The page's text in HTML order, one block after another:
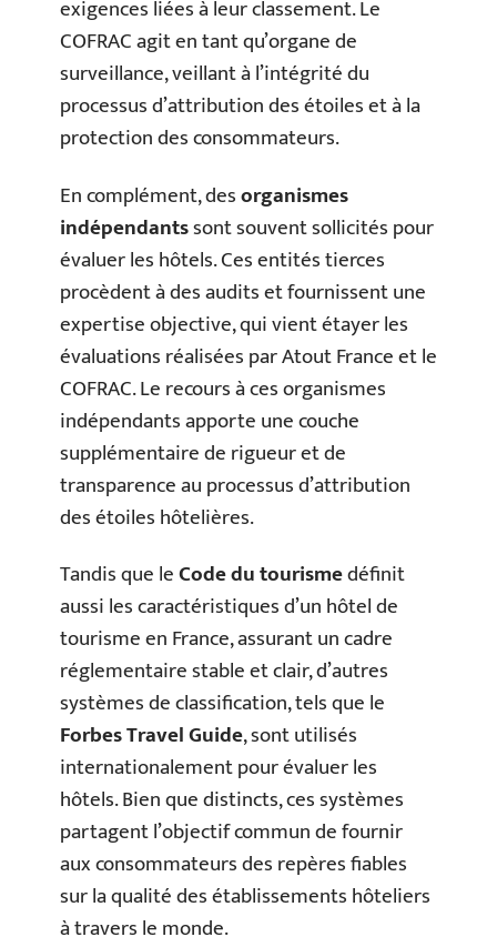
exigences liées à leur classement. Le
COFRAC agit en tant qu’organe de
surveillance, veillant à l’intégrité du
processus d’attribution des étoiles et à la
protection des consommateurs.
En complément, desorganismes
indépendantssont souvent sollicités pour
évaluer les hôtels. Ces entités tierces
procèdent à des audits et fournissent une
expertise objective, qui vient étayer les
évaluations réalisées par Atout France et le
COFRAC. Le recours à ces organismes
indépendants apporte une couche
supplémentaire de rigueur et de
transparence au processus d’attribution
des étoiles hôtelières.
Tandis que leCode du tourismedéfinit
aussi les caractéristiques d’un hôtel de
tourisme en France, assurant un cadre
réglementaire stable et clair, d’autres
systèmes de classification, tels que le
Forbes Travel Guide, sont utilisés
internationalement pour évaluer les
hôtels. Bien que distincts, ces systèmes
partagent l’objectif commun de fournir
aux consommateurs des repères fiables
sur la qualité des établissements hôteliers
à travers le monde.